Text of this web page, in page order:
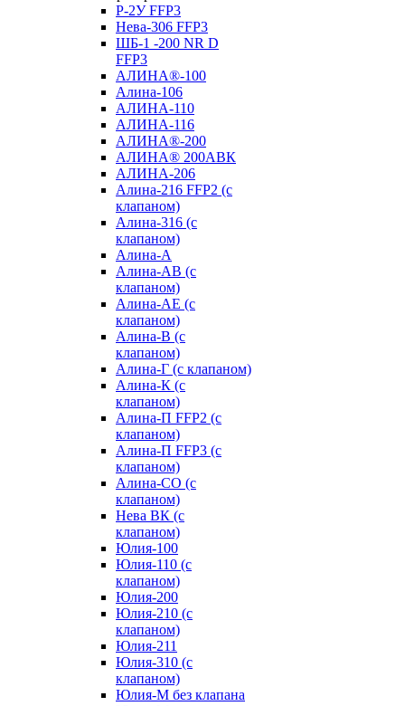
Р-2У FFP3
Нева-306 FFP3
ШБ-1 -200 NR D
FFP3
АЛИНА®-100
Алина-106
АЛИНА-110
АЛИНА-116
АЛИНА®-200
АЛИНА® 200АВК
АЛИНА-206
Алина-216 FFP2 (с
клапаном)
Алина-316 (с
клапаном)
Алина-А
Алина-АВ (с
клапаном)
Алина-АЕ (с
клапаном)
Алина-В (с
клапаном)
Алина-Г (с клапаном)
Алина-К (с
клапаном)
Алина-П FFP2 (с
клапаном)
Алина-П FFP3 (с
клапаном)
Алина-СО (с
клапаном)
Нева ВК (с
клапаном)
Юлия-100
Юлия-110 (с
клапаном)
Юлия-200
Юлия-210 (c
клапаном)
Юлия-211
Юлия-310 (c
клапаном)
Юлия-М без клапана